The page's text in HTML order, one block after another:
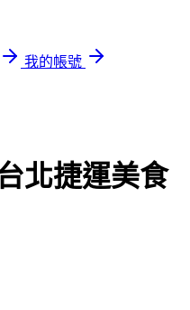
我的帳號
北捷運美食